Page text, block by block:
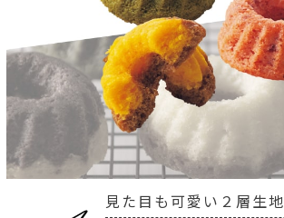
見た目も可愛い２層生地